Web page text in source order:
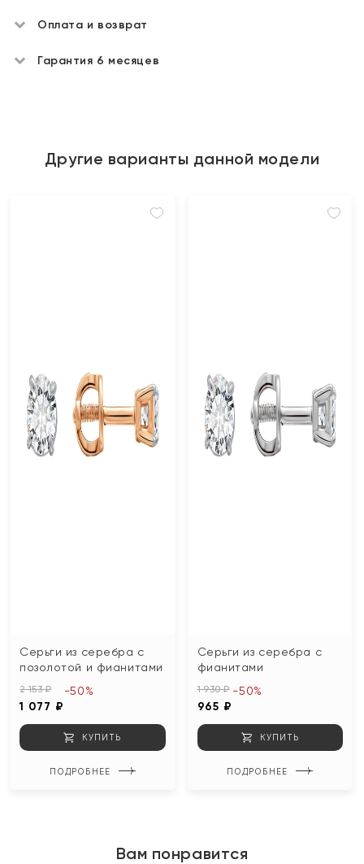
Оплата и возврат
Гарантия 6 месяцев
Другие варианты данной модели
Серьги из серебра с
позолотой и фианитами
2 153 ₽
1 077 ₽
-50%
КУПИТЬ
ПОДРОБНЕЕ
Серьги из серебра с
фианитами
1 930 ₽
965 ₽
-50%
КУПИТЬ
ПОДРОБНЕЕ
Вам понравится